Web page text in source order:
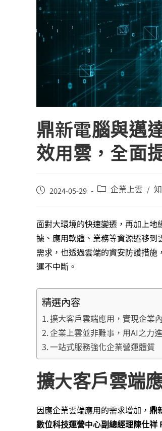
鼎新電腦與邁
效用雲，全面
2024-05-29 企業上雲 /
面對大環境的快速變遷，再加上
據、應用軟體、業務等資源遷移
需求，也透過雲端的資安防護措
運不中斷。
精選內容
擴大客戶雲端應用，實現企業
企業上雲並非難事，用AI之力
一站式服務強化企業營運體質
擴大客戶雲端
因應企業雲端應用的需求增加， 鼎
數位科技運營中心副總經理陳仕祥